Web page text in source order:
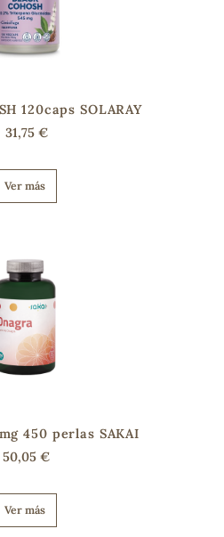
120caps SOLARAY
31,75 €
Ver más
450 perlas SAKAI
50,05 €
Ver más